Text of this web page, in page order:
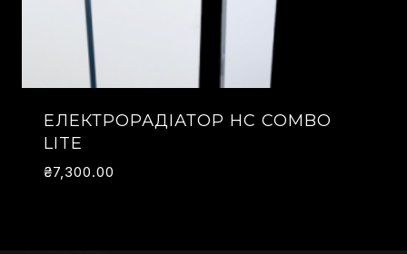
ЕЛЕКТРОРАДІАТОР HC COMBO
LITE
₴7,300.00